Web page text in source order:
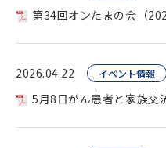
第34回オンたまの会（
2026.04.22 イベント情報
5月8日がん患者と家族交